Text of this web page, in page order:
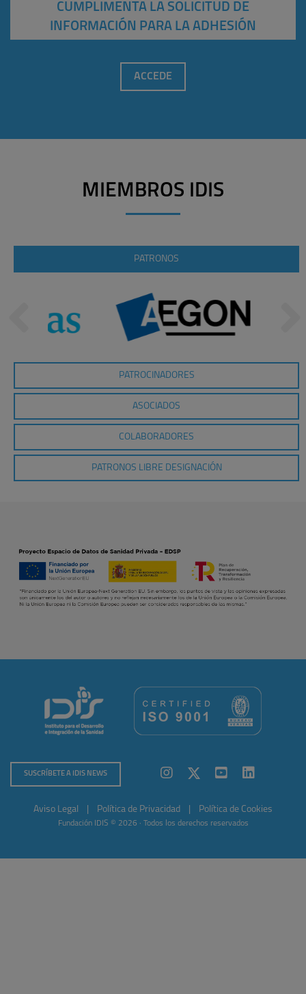
CUMPLIMENTA LA SOLICITUD DE
INFORMACIÓN PARA LA ADHESIÓN
ACCEDE
MIEMBROS IDIS
PATRONOS
PATROCINADORES
ASOCIADOS
COLABORADORES
PATRONOS LIBRE DESIGNACIÓN
SUSCRÍBETE A IDIS NEWS
Aviso Legal Política de Privacidad Política de Cookies
Fundación IDIS © 2026 · Todos los derechos reservados